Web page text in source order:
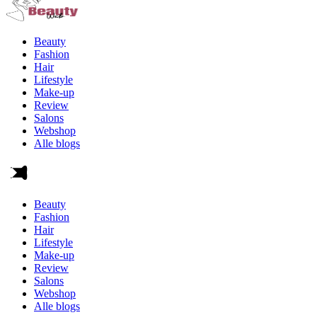
Beauty
Fashion
Hair
Lifestyle
Make-up
Review
Salons
Webshop
Alle blogs
Beauty
Fashion
Hair
Lifestyle
Make-up
Review
Salons
Webshop
Alle blogs